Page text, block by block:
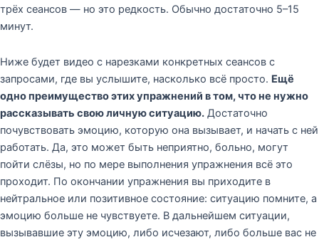
трёх сеансов — но это редкость. Обычно достаточно 5–15
минут.
Ниже будет видео с нарезками конкретных сеансов с
запросами, где вы услышите, насколько всё просто. Ещё
одно преимущество этих упражнений в том, что не нужно
рассказывать свою личную ситуацию. Достаточно
почувствовать эмоцию, которую она вызывает, и начать с ней
работать. Да, это может быть неприятно, больно, могут
пойти слёзы, но по мере выполнения упражнения всё это
проходит. По окончании упражнения вы приходите в
нейтральное или позитивное состояние: ситуацию помните, а
эмоцию больше не чувствуете. В дальнейшем ситуации,
вызывавшие эту эмоцию, либо исчезают, либо больше вас не